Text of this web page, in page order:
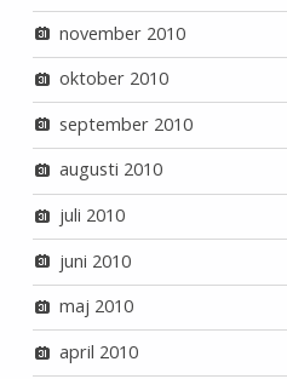
november 2010
oktober 2010
september 2010
augusti 2010
juli 2010
juni 2010
maj 2010
april 2010